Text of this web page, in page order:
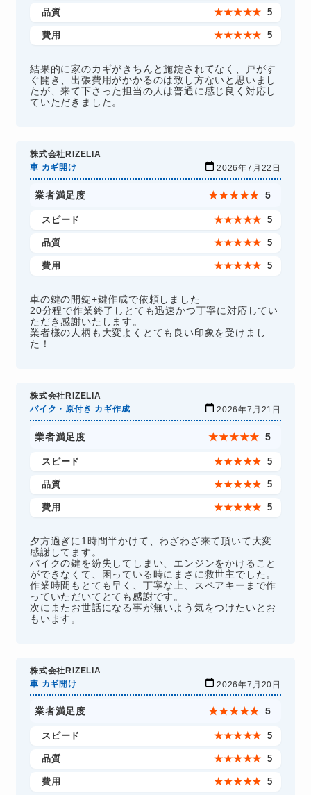
品質 ★★★★★ 5
費用 ★★★★★ 5
結果的に家のカギがきちんと施錠されてなく、戸がす
ぐ開き、出張費用がかかるのは致し方ないと思いまし
たが、来て下さった担当の人は普通に感じ良く対応し
ていただきました。
株式会社RIZELIA
車 カギ開け
2026年7月22日
業者満足度 ★★★★★ 5
スピード ★★★★★ 5
品質 ★★★★★ 5
費用 ★★★★★ 5
車の鍵の開錠+鍵作成で依頼しました
20分程で作業終了しとても迅速かつ丁寧に対応してい
ただき感謝いたします。
業者様の人柄も大変よくとても良い印象を受けまし
た！
株式会社RIZELIA
バイク・原付き カギ作成
2026年7月21日
業者満足度 ★★★★★ 5
スピード ★★★★★ 5
品質 ★★★★★ 5
費用 ★★★★★ 5
夕方過ぎに1時間半かけて、わざわざ来て頂いて大変
感謝してます。
バイクの鍵を紛失してしまい、エンジンをかけること
ができなくて、困っている時にまさに救世主でした。
作業時間もとても早く、丁寧な上、スペアキーまで作
っていただいてとても感謝です。
次にまたお世話になる事が無いよう気をつけたいとお
もいます。
株式会社RIZELIA
車 カギ開け
2026年7月20日
業者満足度 ★★★★★ 5
スピード ★★★★★ 5
品質 ★★★★★ 5
費用 ★★★★★ 5